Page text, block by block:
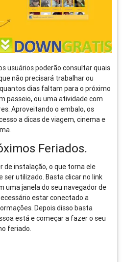
usuários poderão consultar quais
não precisará trabalhar ou
dias faltam para o próximo
passeio, ou uma atividade com
Aproveitando o embalo, os
a dicas de viagem, cinema e
Feriados.
de instalação, o que torna ele
ser utilizado. Basta clicar no link
uma janela do seu navegador de
estar conectado a
Depois disso basta
está e começar a fazer o seu
feriado.